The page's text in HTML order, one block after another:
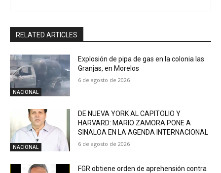
RELATED ARTICLES
NACIONAL
Explosión de pipa de gas en la colonia las
Granjas, en Morelos
6 de agosto de 2026
NACIONAL
DE NUEVA YORK AL CAPITOLIO Y
HARVARD: MARIO ZAMORA PONE A
SINALOA EN LA AGENDA INTERNACIONAL
6 de agosto de 2026
FGR obtiene orden de aprehensión contra